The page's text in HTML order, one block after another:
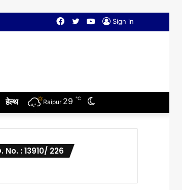
Sign in
YouTube
Twitter
Facebook
हेल्थ Raipur 29 ℃
No. : 13910/ 226